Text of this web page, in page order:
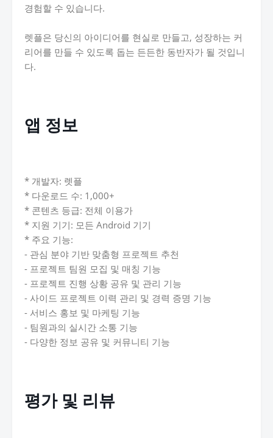
경험할 수 있습니다.
렛플은 당신의 아이디어를 현실로 만들고, 성장하는 커
리어를 만들 수 있도록 돕는 든든한 동반자가 될 것입니
다.
앱 정보
* 개발자: 렛플
* 다운로드 수: 1,000+
* 콘텐츠 등급: 전체 이용가
* 지원 기기: 모든 Android 기기
* 주요 기능:
- 관심 분야 기반 맞춤형 프로젝트 추천
- 프로젝트 팀원 모집 및 매칭 기능
- 프로젝트 진행 상황 공유 및 관리 기능
- 사이드 프로젝트 이력 관리 및 경력 증명 기능
- 서비스 홍보 및 마케팅 기능
- 팀원과의 실시간 소통 기능
- 다양한 정보 공유 및 커뮤니티 기능
평가 및 리뷰